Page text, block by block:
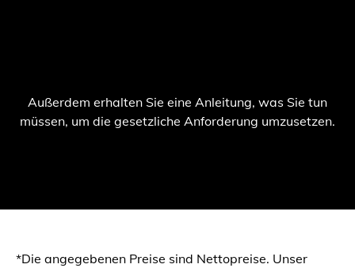
Außerdem erhalten Sie eine Anleitung, was Sie tun
müssen, um die gesetzliche Anforderung umzusetzen.
*Die angegebenen Preise sind Nettopreise. Unser